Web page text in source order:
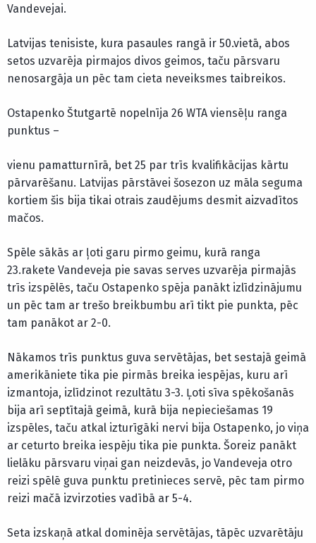
Vandevejai.
Latvijas tenisiste, kura pasaules rangā ir 50.vietā, abos
setos uzvarēja pirmajos divos geimos, taču pārsvaru
nenosargāja un pēc tam cieta neveiksmes taibreikos.
Ostapenko Štutgartē nopelnīja 26 WTA viensēļu ranga
punktus –
vienu pamatturnīrā, bet 25 par trīs kvalifikācijas kārtu
pārvarēšanu. Latvijas pārstāvei šosezon uz māla seguma
kortiem šis bija tikai otrais zaudējums desmit aizvadītos
mačos.
Spēle sākās ar ļoti garu pirmo geimu, kurā ranga
23.rakete Vandeveja pie savas serves uzvarēja pirmajās
trīs izspēlēs, taču Ostapenko spēja panākt izlīdzinājumu
un pēc tam ar trešo breikbumbu arī tikt pie punkta, pēc
tam panākot ar 2-0.
Nākamos trīs punktus guva servētājas, bet sestajā geimā
amerikāniete tika pie pirmās breika iespējas, kuru arī
izmantoja, izlīdzinot rezultātu 3-3. Ļoti sīva spēkošanās
bija arī septītajā geimā, kurā bija nepieciešamas 19
izspēles, taču atkal izturīgāki nervi bija Ostapenko, jo viņa
ar ceturto breika iespēju tika pie punkta. Šoreiz panākt
lielāku pārsvaru viņai gan neizdevās, jo Vandeveja otro
reizi spēlē guva punktu pretinieces servē, pēc tam pirmo
reizi mačā izvirzoties vadībā ar 5-4.
Seta izskaņā atkal dominēja servētājas, tāpēc uzvarētāju